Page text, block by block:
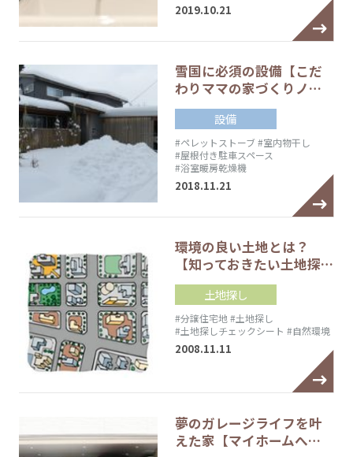
2019.10.21
雪国に必須の設備【こだ
わりママの家づくりノ…
設備
#ペレットストーブ#室内物干し
#屋根付き駐車スペース
#浴室暖房乾燥機
2018.11.21
環境の良い土地とは？
【知っておきたい土地探…
土地探し
#分譲住宅地#土地探し
#土地探しチェックシート #自然環境
2008.11.11
夢のガレージライフを叶
えた家【マイホームへ…